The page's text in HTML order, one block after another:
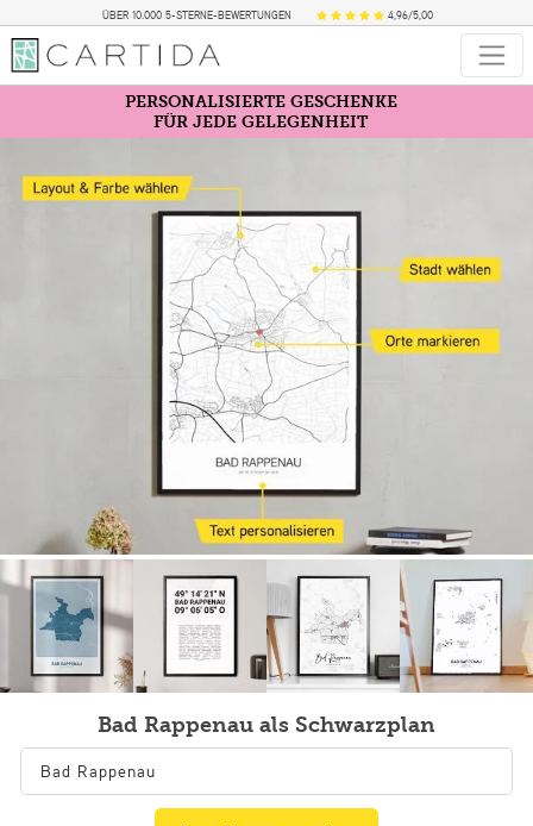
ÜBER 10.000 5-STERNE-BEWERTUNGEN 4,96/5,00
PERSONALISIERTE GESCHENKE
FÜR JEDE GELEGENHEIT
Bad Rappenau als Schwarzplan